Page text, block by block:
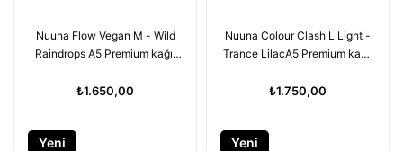
Nuuna Flow Vegan M - Wild
Raindrops A5 Premium kağıt
₺1.650,00
Yeni
Nuuna Colour Clash L Light -
Trance LilacA5 Premium kağıt
₺1.750,00
Yeni